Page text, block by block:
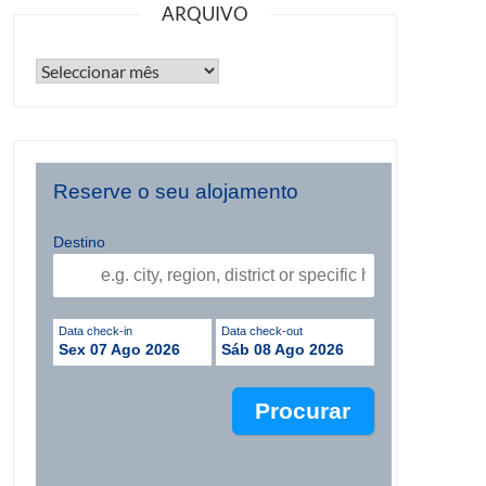
ARQUIVO
Reserve o seu alojamento
Destino
Data check-in
Sex 07 Ago 2026
Data check-out
Sáb 08 Ago 2026